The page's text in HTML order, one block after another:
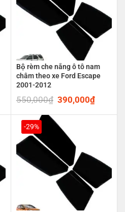
Bộ rèm che nắng ô tô nam
châm theo xe Ford Escape
2001-2012
550,000₫ Original
was:
550,000₫.
390,000₫Current
is:
-29%